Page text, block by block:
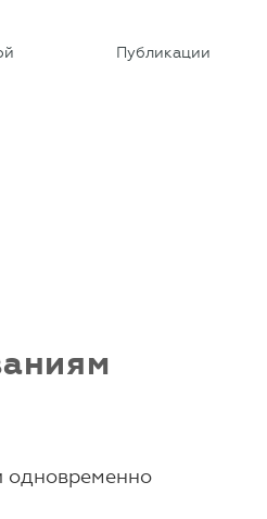
Публикации
одновременно